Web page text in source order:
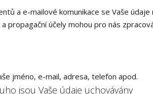
a e-mailové komunikace se Vaše
propagační účely mohou pro nás
jméno, e-mail, adresa, telefon apod.
jsou Vaše údaje uchovávány